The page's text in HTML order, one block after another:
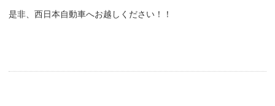
是非、西日本自動車へお越しください！！